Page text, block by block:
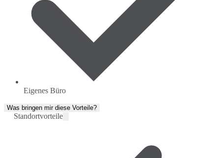
Eigenes Büro
Was bringen mir diese Vorteile?
Standortvorteile